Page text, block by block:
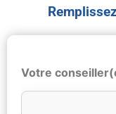
Votre